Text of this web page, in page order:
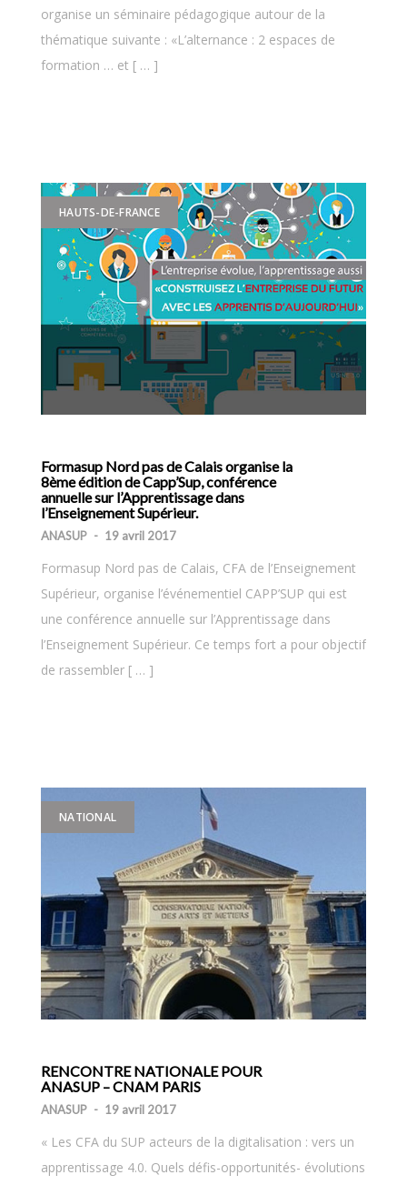
organise un séminaire pédagogique autour de la
thématique suivante : «L’alternance : 2 espaces de
formation … et [ … ]
HAUTS-DE-FRANCE
Formasup Nord pas de Calais organise la
8ème édition de Capp’Sup, conférence
annuelle sur l’Apprentissage dans
l’Enseignement Supérieur.
ANASUP - 19 avril 2017
Formasup Nord pas de Calais, CFA de l’Enseignement
Supérieur, organise l’événementiel CAPP’SUP qui est
une conférence annuelle sur l’Apprentissage dans
l’Enseignement Supérieur. Ce temps fort a pour objectif
de rassembler [ … ]
NATIONAL
RENCONTRE NATIONALE POUR
ANASUP – CNAM PARIS
ANASUP - 19 avril 2017
« Les CFA du SUP acteurs de la digitalisation : vers un
apprentissage 4.0. Quels défis-opportunités- évolutions